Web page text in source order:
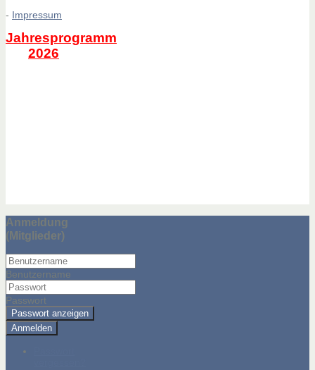
- Impressum
Jahresprogramm
2026
Anmeldung
(Mitglieder)
Benutzername
Passwort
Passwort anzeigen
Anmelden